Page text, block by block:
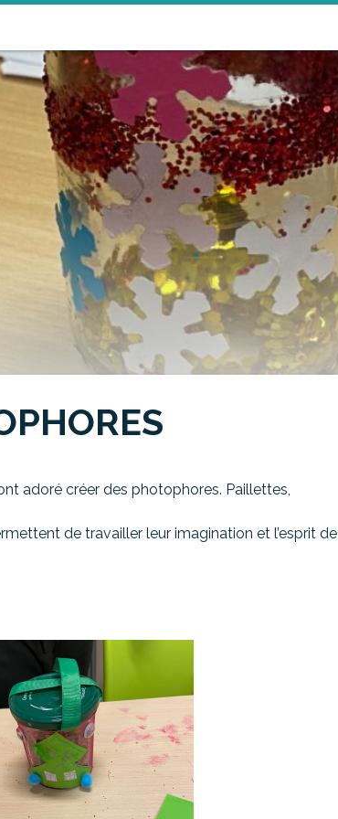
adoré créer des photophores. Paillettes,
de travailler leur imagination et l’esprit de